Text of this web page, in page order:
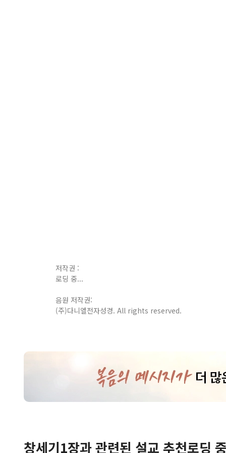
저작권 :
로딩 중...
음원 저작권:
(주)다니엘전자성경. All rights reserved.
창세기1장과 관련된 설교 추천로딩